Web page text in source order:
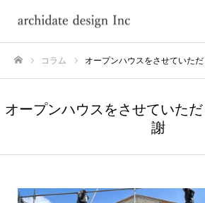
コラム オープンハウスをさせていた
オープンハウスをさせていた
謝